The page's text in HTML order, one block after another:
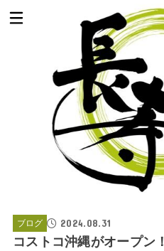
ブログ 2024.08.31
コストコ沖縄がオープン！